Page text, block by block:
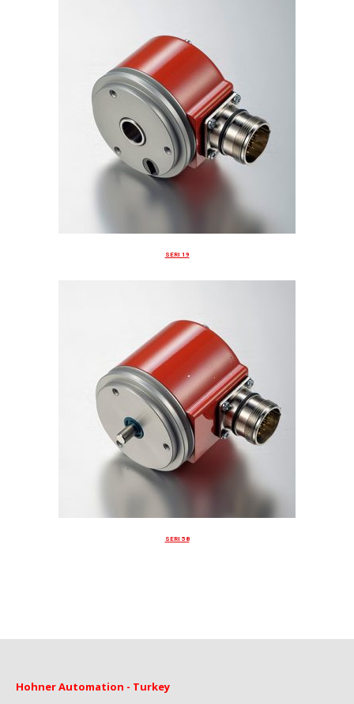
SERI 19
SERI 58
Hohner Automation - Turkey